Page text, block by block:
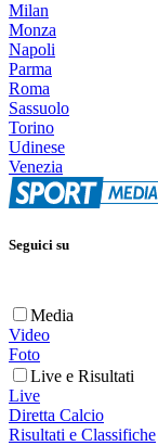
Milan
Monza
Napoli
Parma
Roma
Sassuolo
Torino
Udinese
Venezia
Seguici su
Media
Video
Foto
Live e Risultati
Live
Diretta Calcio
Risultati e Classifiche